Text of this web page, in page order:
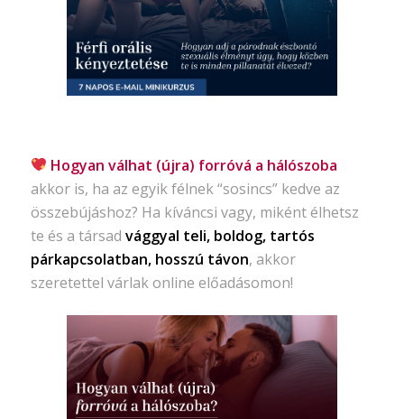
Hogyan válhat (újra) forróvá a hálószoba
akkor is, ha az egyik félnek “sosincs” kedve az
összebújáshoz? Ha kíváncsi vagy, miként élhetsz
te és a társad vággyal teli, boldog, tartós
párkapcsolatban, hosszú távon, akkor
szeretettel várlak online előadásomon!